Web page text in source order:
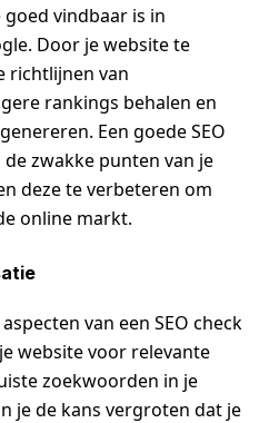
vindbaar is in
Door je website te
richtlijnen van
rankings behalen en
Een goede SEO
zwakke punten van je
deze te verbeteren om
online markt.
van een SEO check
website voor relevante
zoekwoorden in je
je de kans vergroten dat je